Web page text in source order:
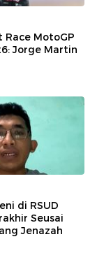
Race MotoGP
Jorge Martin
di RSUD
Seusai
Jenazah